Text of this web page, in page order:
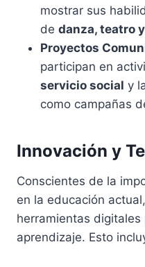
mostrar sus
de danza, teatro
Proyectos
participan en
servicio social y
como campañas
Innovación y
Conscientes de la
en la educación
herramientas digitales
aprendizaje. Esto